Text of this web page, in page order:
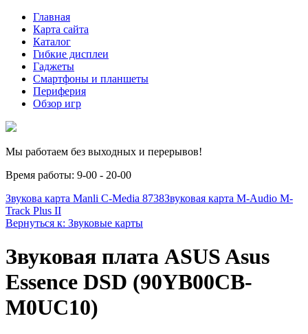
Главная
Карта сайта
Каталог
Гибкие дисплеи
Гаджеты
Смартфоны и планшеты
Периферия
Обзор игр
Мы работаем без выходных и перерывов!
Время работы: 9-00 - 20-00
Звукова карта Manli C-Media 8738Звуковая карта M-Audio M-
Track Plus II
Вернуться к: Звуковые карты
Звуковая плата ASUS Asus
Essence DSD (90YB00CB-
M0UC10)